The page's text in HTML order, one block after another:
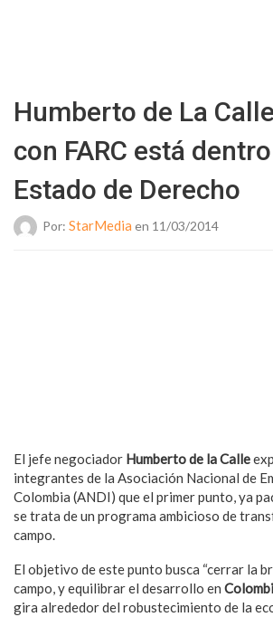
Humberto de La
con FARC está
Estado de Derecho
Por: StarMedia en 11/03/2014
El jefe negociador Humberto de la Calle
integrantes de la Asociación Nacional de
Colombia (ANDI) que el primer punto, ya
se trata de un programa ambicioso de
campo.
El objetivo de este punto busca “cerrar la
campo, y equilibrar el desarrollo en
gira alrededor del robustecimiento de la